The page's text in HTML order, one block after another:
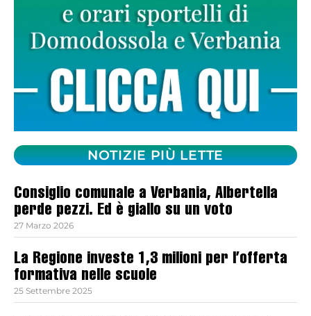
NOTIZIE PIÙ LETTE
Consiglio comunale a Verbania, Albertella
perde pezzi. Ed è giallo su un voto
27 Marzo 2026
La Regione investe 1,3 milioni per l’offerta
formativa nelle scuole
25 Settembre 2025